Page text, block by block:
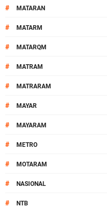
# MATARAN
# MATARM
# MATARQM
# MATRAM
# MATRARAM
# MAYAR
# MAYARAM
# METRO
# MOTARAM
# NASIONAL
# NTB